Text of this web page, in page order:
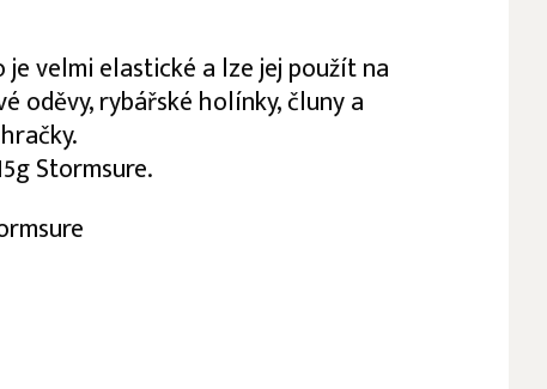
velmi elastické a lze jej použít na
oděvy, rybářské holínky, čluny a
Stormsure.